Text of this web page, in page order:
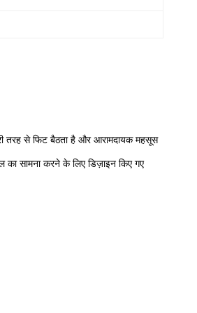
तरह से फिट बैठता है और आरामदायक महसूस
सामना करने के लिए डिज़ाइन किए गए